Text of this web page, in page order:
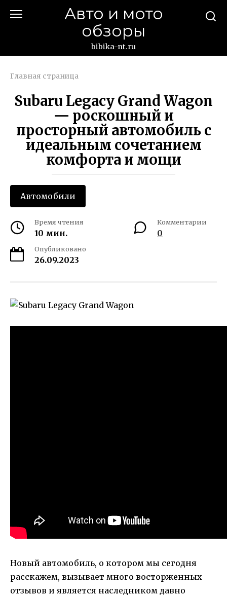
Авто и мото
обзоры
bibika-nt.ru
Главная страница
Subaru Legacy Grand Wagon
— роскошный и
просторный автомобиль с
идеальным сочетанием
комфорта и мощи
Автомобили
Время чтения
10 мин.
Комментарии
0
Опубликовано
26.09.2023
Новый автомобиль, о котором мы сегодня
расскажем, вызывает много восторженных
отзывов и является наследником давно